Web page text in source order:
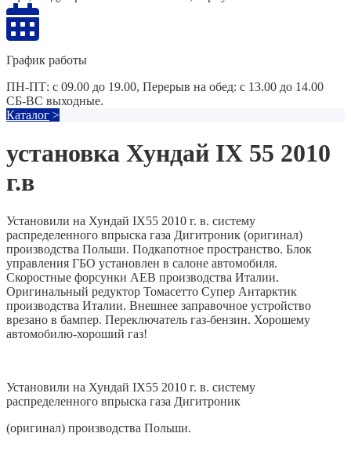
График работы
ПН-ПТ: с 09.00 до 19.00, Перерыв на обед: с 13.00 до 14.00
СБ-ВС выходные.
Каталог >
установка Хундай IX 55 2010
г.в
Установили на Хундай IX55 2010 г. в. систему
распределенного впрыска газа Дигитроник (оригинал)
производства Польши. Подкапотное пространство. Блок
управления ГБО установлен в салоне автомобиля.
Скоростные форсунки AEB производства Италии.
Оригинальный редуктор Томасетто Супер Антарктик
производства Италии. Внешнее заправочное устройство
врезано в бампер. Переключатель газ-бензин. Хорошему
автомобилю-хороший газ!
Установили на Хундай IX55 2010 г. в. систему
распределенного впрыска газа Дигитроник
(оригинал) производства Польши.